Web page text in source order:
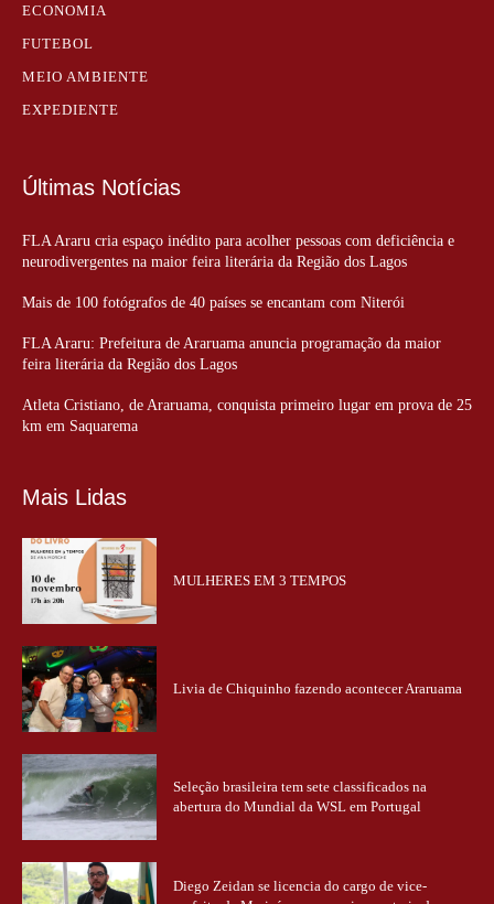
ECONOMIA
FUTEBOL
MEIO AMBIENTE
EXPEDIENTE
Últimas Notícias
FLA Araru cria espaço inédito para acolher pessoas com deficiência e
neurodivergentes na maior feira literária da Região dos Lagos
Mais de 100 fotógrafos de 40 países se encantam com Niterói
FLA Araru: Prefeitura de Araruama anuncia programação da maior
feira literária da Região dos Lagos
Atleta Cristiano, de Araruama, conquista primeiro lugar em prova de 25
km em Saquarema
Mais Lidas
MULHERES EM 3 TEMPOS
Livia de Chiquinho fazendo acontecer Araruama
Seleção brasileira tem sete classificados na
abertura do Mundial da WSL em Portugal
Diego Zeidan se licencia do cargo de vice-